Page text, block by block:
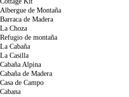
Albergue de Montaña
Barraca de Madera
La Choza
Refugio de montaña
La Cabaña
La Casilla
Cabaña Alpina
Cabaña de Madera
Casa de Campo
Cabana